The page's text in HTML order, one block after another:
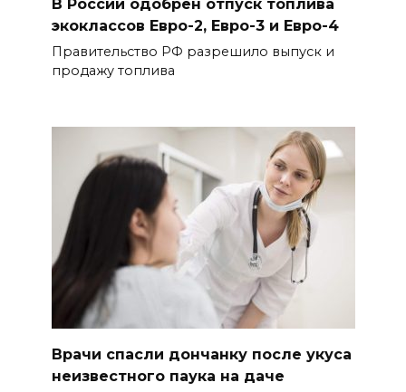
В России одобрен отпуск топлива
экоклассов Евро-2, Евро-3 и Евро-4
Правительство РФ разрешило выпуск и
продажу топлива
Врачи спасли дончанку после укуса
неизвестного паука на даче